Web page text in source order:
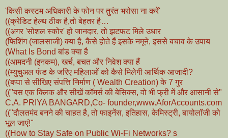
'किसी कस्टम अधिकारी के फोन पर तुरंत भरोसा ना करें'
((क्रेडिट हेल्थ ठीक है,तो बेहतर है…
((अगर 'सोशल स्कोर' हो जानदार, तो झटफट मिले उधार
(फिशिंग (जालसाजी) क्या है, कैसे होते हैं इसके नमूने, इससे बचाव के उपाय
(What Is Bond बांड क्या है
((आमदनी (इनकम), खर्च, बचत और निवेश क्या हैं
((म्युचुअल फंड के जरिए महिलाओं को कैसे मिलेगी आर्थिक आजादी?
((बप्पा से सीखिए संपत्ति निर्माण ( Wealth Creation) के 7 गुर
(("बस एक क्लिक और सीखें कॉमर्स की बेसिक्स, वो भी फ्री में और आसानी से"
C.A. PRIYA BANGARD,Co- founder,www.AforAccounts.com
(("दौलतमंद बनने की चाहत है, तो फाइनेंस, इतिहास, केमिस्ट्री, बायोलॉजी को
भूल जाएं!"
((How to Stay Safe on Public Wi-Fi Networks? s